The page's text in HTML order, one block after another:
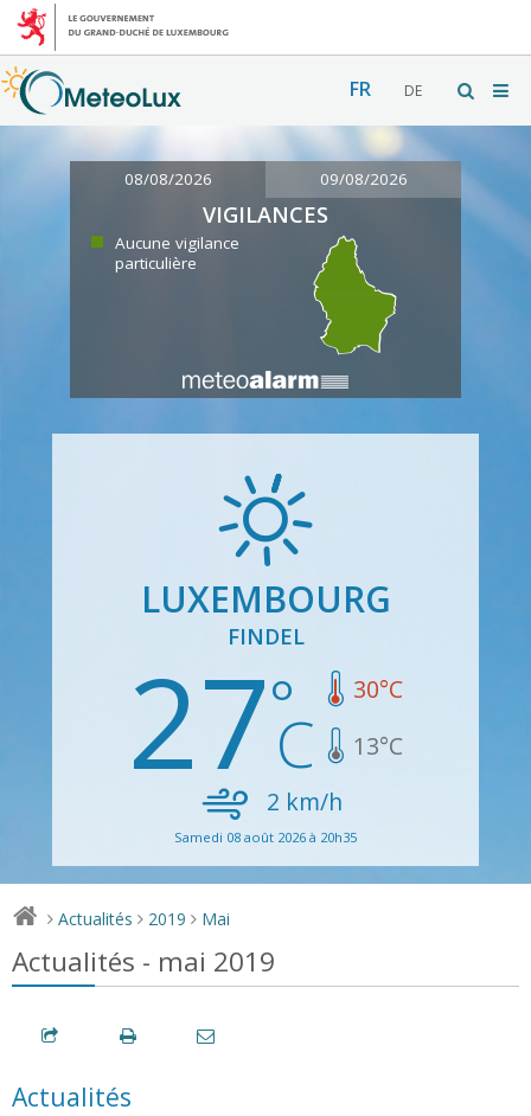
FR DE
08/08/2026 09/08/2026
VIGILANCES
Aucune vigilance
particulière
LUXEMBOURG
FINDEL
27 30°C
13°C
2 km/h
Samedi 08 août 2026 à 20h35
> Actualités > 2019 > Mai
Actualités - mai 2019
Actualités